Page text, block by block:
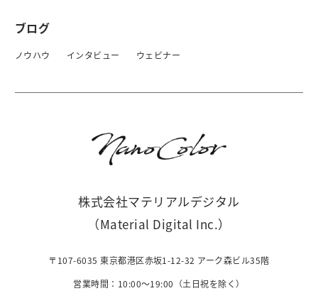
ブログ
ノウハウ インタビュー ウェビナー
株式会社マテリアルデジタル
（Material Digital Inc.）
〒107-6035 東京都港区赤坂1-12-32 アーク森ビル35階
営業時間：10:00〜19:00（土日祝を除く）